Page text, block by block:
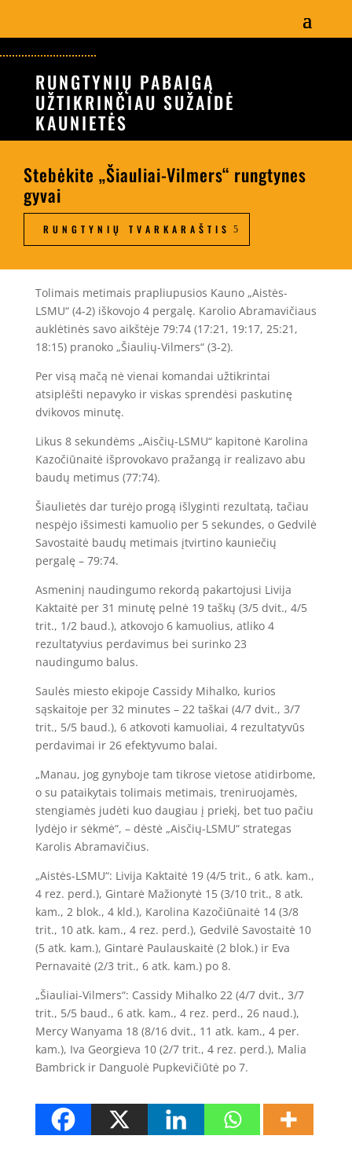
RUNGTYNIŲ PABAIGĄ
UŽTIKRINČIAU SUŽAIDĖ
KAUNIETĖS
Stebėkite „Šiauliai-Vilmers“ rungtynes
gyvai
RUNGTYNIŲ TVARKARAŠTIS
Tolimais metimais prapliupusios Kauno „Aistės-
LSMU“ (4-2) iškovojo 4 pergalę. Karolio Abramavičiaus
auklėtinės savo aikštėje 79:74 (17:21, 19:17, 25:21,
18:15) pranoko „Šiaulių-Vilmers“ (3-2).
Per visą mačą nė vienai komandai užtikrintai
atsiplėšti nepavyko ir viskas sprendėsi paskutinę
dvikovos minutę.
Likus 8 sekundėms „Aisčių-LSMU“ kapitonė Karolina
Kazočiūnaitė išprovokavo pražangą ir realizavo abu
baudų metimus (77:74).
Šiaulietės dar turėjo progą išlyginti rezultatą, tačiau
nespėjo išsimesti kamuolio per 5 sekundes, o Gedvilė
Savostaitė baudų metimais įtvirtino kauniečių
pergalę – 79:74.
Asmeninį naudingumo rekordą pakartojusi Livija
Kaktaitė per 31 minutę pelnė 19 taškų (3/5 dvit., 4/5
trit., 1/2 baud.), atkovojo 6 kamuolius, atliko 4
rezultatyvius perdavimus bei surinko 23
naudingumo balus.
Saulės miesto ekipoje Cassidy Mihalko, kurios
sąskaitoje per 32 minutes – 22 taškai (4/7 dvit., 3/7
trit., 5/5 baud.), 6 atkovoti kamuoliai, 4 rezultatyvūs
perdavimai ir 26 efektyvumo balai.
„Manau, jog gynyboje tam tikrose vietose atidirbome,
o su pataikytais tolimais metimais, treniruojamės,
stengiamės judėti kuo daugiau į priekį, bet tuo pačiu
lydėjo ir sėkmė“, – dėstė „Aisčių-LSMU“ strategas
Karolis Abramavičius.
„Aistės-LSMU“: Livija Kaktaitė 19 (4/5 trit., 6 atk. kam.,
4 rez. perd.), Gintarė Mažionytė 15 (3/10 trit., 8 atk.
kam., 2 blok., 4 kld.), Karolina Kazočiūnaitė 14 (3/8
trit., 10 atk. kam., 4 rez. perd.), Gedvilė Savostaitė 10
(5 atk. kam.), Gintarė Paulauskaitė (2 blok.) ir Eva
Pernavaitė (2/3 trit., 6 atk. kam.) po 8.
„Šiauliai-Vilmers“: Cassidy Mihalko 22 (4/7 dvit., 3/7
trit., 5/5 baud., 6 atk. kam., 4 rez. perd., 26 naud.),
Mercy Wanyama 18 (8/16 dvit., 11 atk. kam., 4 per.
kam.), Iva Georgieva 10 (2/7 trit., 4 rez. perd.), Malia
Bambrick ir Danguolė Pupkevičiūtė po 7.